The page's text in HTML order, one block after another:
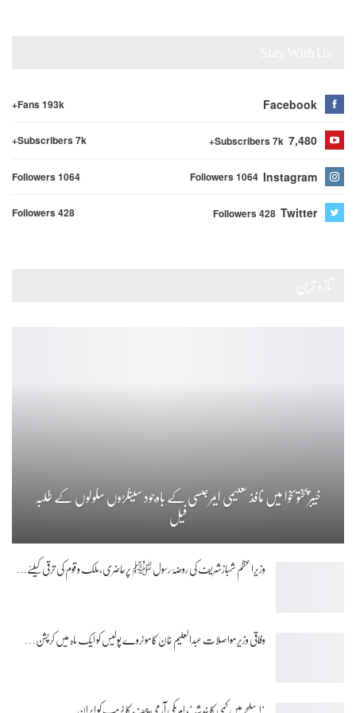
Facebook
Fans 193k+
7,480
Subscribers 7k+
Subscribers 7k+
Instagram
Followers 1064
Followers 1064
Twitter
Followers 428
Followers 428
خیبرپختونخوا میں نافذ تعلیمی ایمرجنسی کے باوجود سینکڑوں سکولوں کے طلبہ
فیل
وزیراعظم شہبازشریف کی روضۂ رسول ﷺ پرحاضری،ملک و قوم کی ترقی کیلئے…
وفاقی وزیر مواصلات عبدالعلیم خان کا موٹروے پولیس کو ایک ماہ میں کرپشن…
‘اسلحے میں کمی کا خدشہ’؛ امریکی آرمی چیف کا ٹرمپ کو ایران…